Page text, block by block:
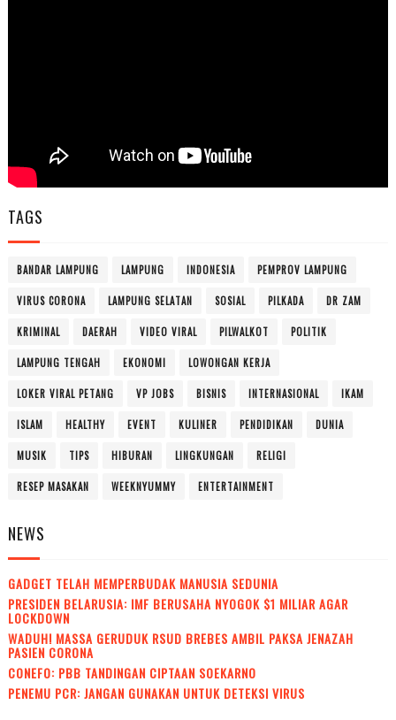
TAGS
BANDAR LAMPUNG LAMPUNG INDONESIA PEMPROV LAMPUNG
VIRUS CORONA LAMPUNG SELATAN SOSIAL PILKADA DR ZAM
KRIMINAL DAERAH VIDEO VIRAL PILWALKOT POLITIK
LAMPUNG TENGAH EKONOMI LOWONGAN KERJA
LOKER VIRAL PETANG VP JOBS BISNIS INTERNASIONAL IKAM
ISLAM HEALTHY EVENT KULINER PENDIDIKAN DUNIA
MUSIK TIPS HIBURAN LINGKUNGAN RELIGI
RESEP MASAKAN WEEKNYUMMY ENTERTAINMENT
NEWS
GADGET TELAH MEMPERBUDAK MANUSIA SEDUNIA
PRESIDEN BELARUSIA: IMF BERUSAHA NYOGOK $1 MILIAR AGAR
LOCKDOWN
WADUH! MASSA GERUDUK RSUD BREBES AMBIL PAKSA JENAZAH
PASIEN CORONA
CONEFO: PBB TANDINGAN CIPTAAN SOEKARNO
PENEMU PCR: JANGAN GUNAKAN UNTUK DETEKSI VIRUS